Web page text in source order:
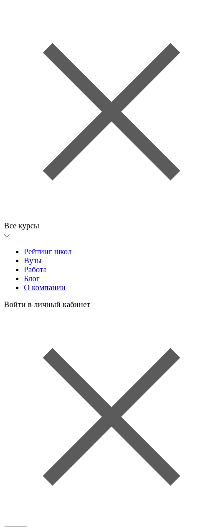
Все курсы
Рейтинг школ
Вузы
Работа
Блог
О компании
Войти в личный кабинет